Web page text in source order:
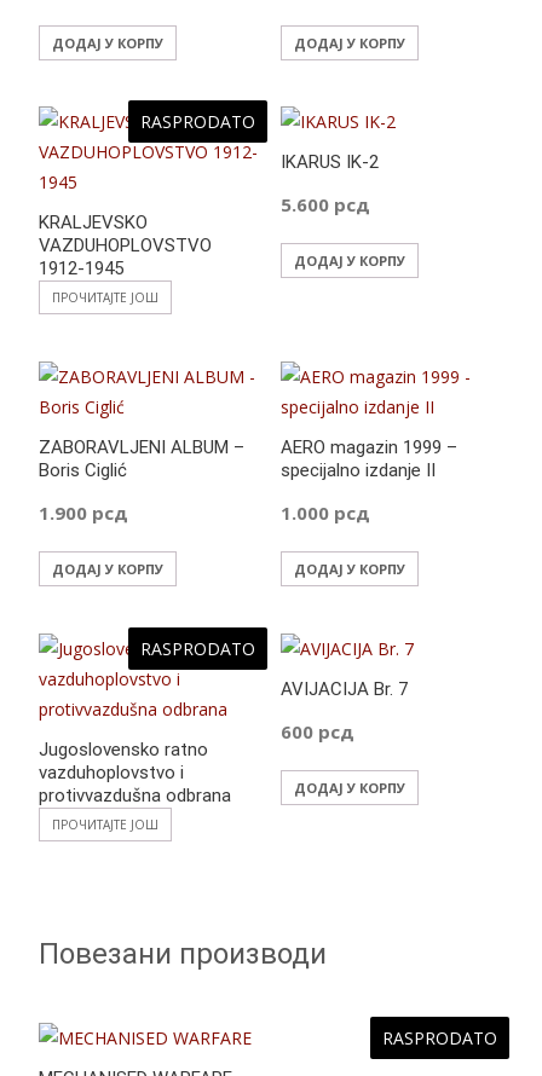
ДОДАЈ У КОРПУ ДОДАЈ У КОРПУ
RASPRODATO
KRALJEVSKO
VAZDUHOPLOVSTVO
1912-1945
ПРОЧИТАЈТЕ ЈОШ
IKARUS IK-2
5.600 рсд
ДОДАЈ У КОРПУ
ZABORAVLJENI ALBUM –
Boris Ciglić
1.900 рсд
ДОДАЈ У КОРПУ
AERO magazin 1999 –
specijalno izdanje II
1.000 рсд
ДОДАЈ У КОРПУ
RASPRODATO
Jugoslovensko ratno
vazduhoplovstvo i
protivvazdušna odbrana
ПРОЧИТАЈТЕ ЈОШ
AVIJACIJA Br. 7
600 рсд
ДОДАЈ У КОРПУ
Повезани производи
RASPRODATO